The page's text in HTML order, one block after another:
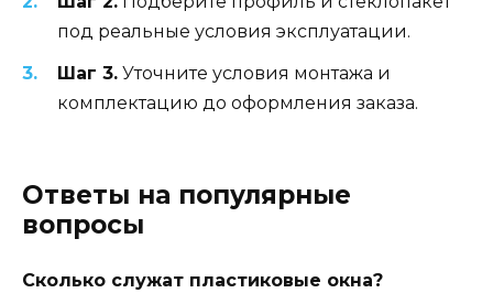
под реальные условия эксплуатации.
Шаг 3. Уточните условия монтажа и
комплектацию до оформления заказа.
Ответы на популярные
вопросы
Сколько служат пластиковые окна?